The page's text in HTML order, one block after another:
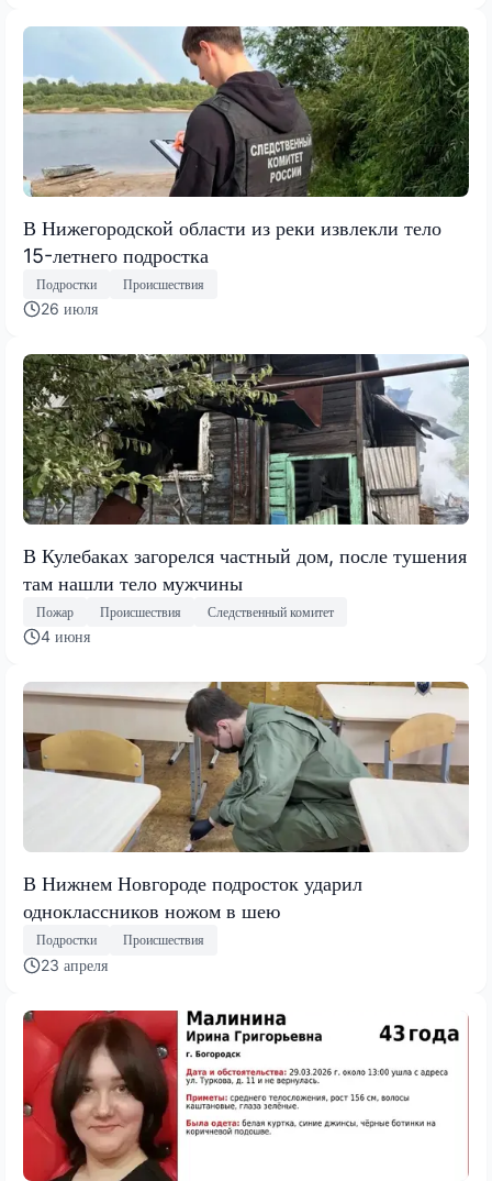
В Нижегородской области из реки извлекли тело
15-летнего подростка
Подростки Происшествия
26 июля
В Кулебаках загорелся частный дом, после тушения
там нашли тело мужчины
Пожар Происшествия Следственный комитет
4 июня
В Нижнем Новгороде подросток ударил
одноклассников ножом в шею
Подростки Происшествия
23 апреля